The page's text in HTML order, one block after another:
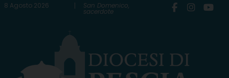
Skip
8 Agosto 2026 San Domenico,
sacerdote